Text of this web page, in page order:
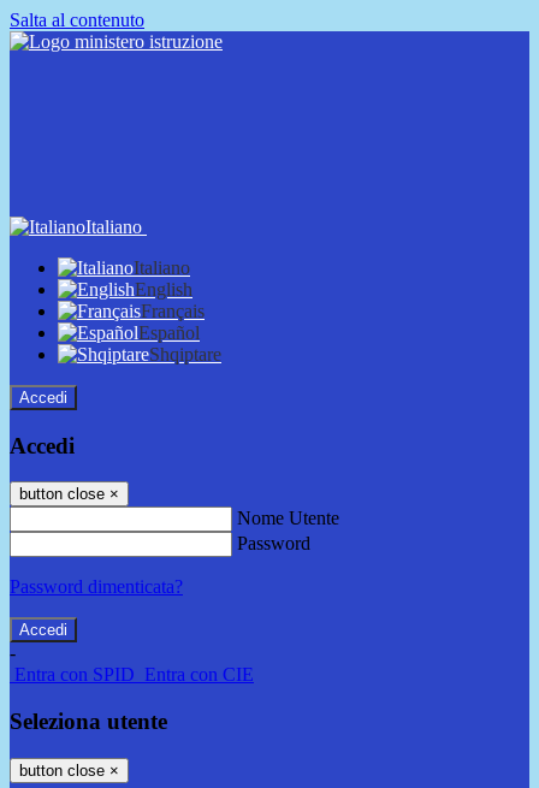
Salta al contenuto
Italiano
Italiano
English
Français
Español
Shqiptare
Accedi
Accedi
button close ×
Nome Utente
Password
Password dimenticata?
-
Entra con SPID Entra con CIE
Seleziona utente
button close ×